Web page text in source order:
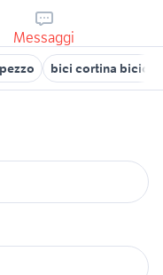
Messaggi
bici cortina